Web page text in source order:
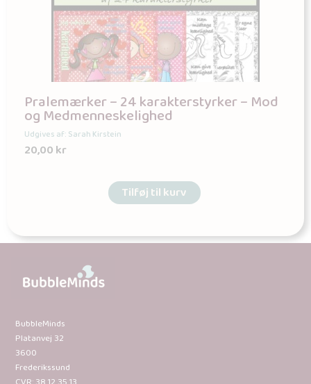
Pralemærker – 24 karakterstyrker – Mod
og Medmenneskelighed
Udgives af: Sarah Kirstein
20,00kr
Tilføj til kurv
BubbleMinds
Platanvej 32
3600
Frederikssund